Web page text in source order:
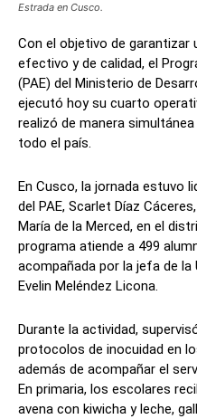
Estrada en Cusco.
Con el objetivo de garantizar
efectivo y de calidad, el
(PAE) del Ministerio de
ejecutó hoy su cuarto
realizó de manera
todo el país.
En Cusco, la jornada estuvo
del PAE, Scarlet Díaz
María de la Merced, en el
programa atiende a 499
acompañada por la jefa de la
Evelin Meléndez Licona.
Durante la actividad,
protocolos de inocuidad en
además de acompañar el
En primaria, los escolares
avena con kiwicha y leche,